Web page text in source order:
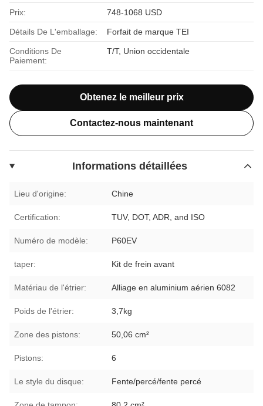
Prix: 748-1068 USD
Détails De L'emballage: Forfait de marque TEI
Conditions De
Paiement:
T/T, Union occidentale
Obtenez le meilleur prix
Contactez-nous maintenant
Informations détaillées
Lieu d'origine: Chine
Certification: TUV, DOT, ADR, and ISO
Numéro de modèle: P60EV
taper: Kit de frein avant
Matériau de l'étrier: Alliage en aluminium aérien 6082
Poids de l'étrier: 3,7kg
Zone des pistons: 50,06 cm²
Pistons: 6
Le style du disque: Fente/percé/fente percé